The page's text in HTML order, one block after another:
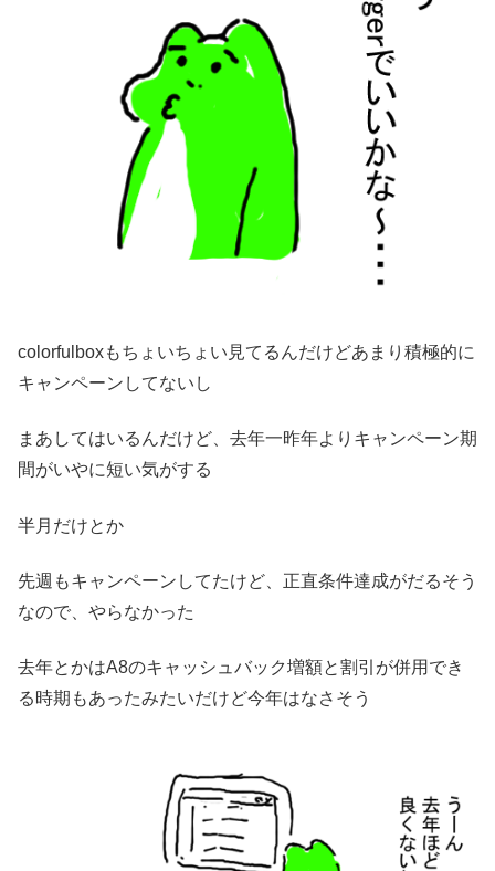
colorfulboxもちょいちょい見てるんだけどあまり積極的に
キャンペーンしてないし
まあしてはいるんだけど、去年一昨年よりキャンペーン期
間がいやに短い気がする
半月だけとか
先週もキャンペーンしてたけど、正直条件達成がだるそう
なので、やらなかった
去年とかはA8のキャッシュバック増額と割引が併用でき
る時期もあったみたいだけど今年はなさそう